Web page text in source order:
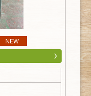
NEW